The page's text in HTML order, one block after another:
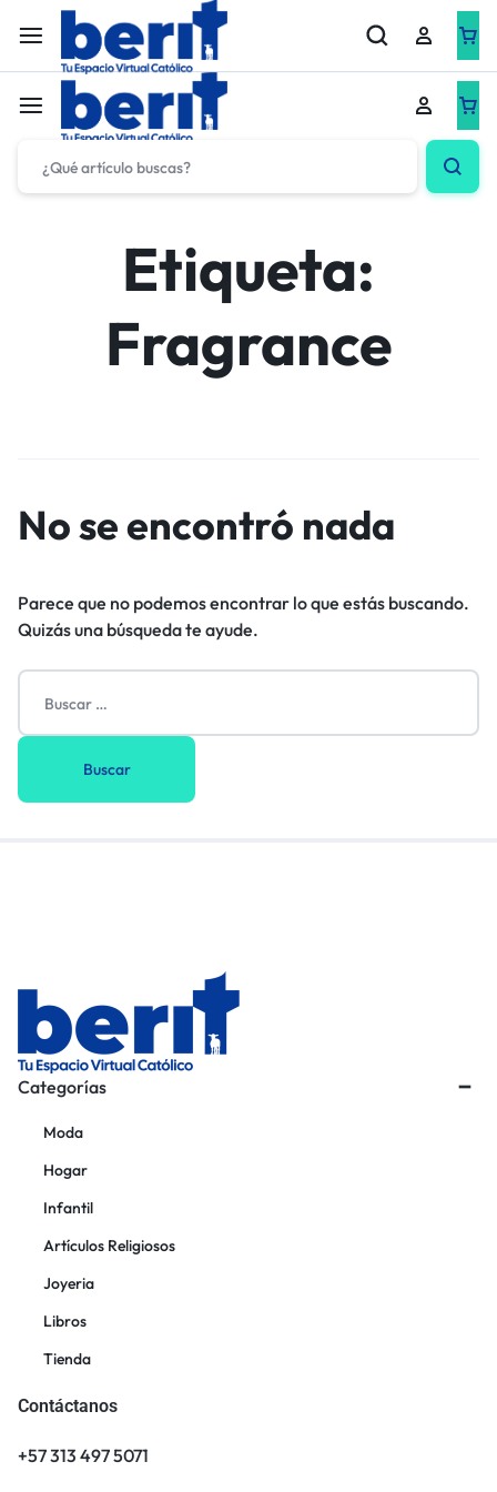
Etiqueta:
Fragrance
No se encontró nada
Parece que no podemos encontrar lo que estás buscando.
Quizás una búsqueda te ayude.
Categorías
Moda
Hogar
Infantil
Artículos Religiosos
Joyeria
Libros
Tienda
Contáctanos
+57 313 497 5071